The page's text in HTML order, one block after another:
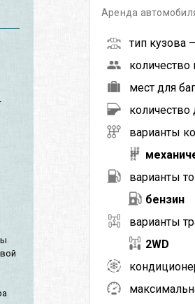
Аренда
тип кузова –
количество
мест для
количество
варианты
варианты
бензин
варианты
2WD